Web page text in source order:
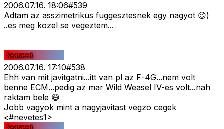
2006.07.16. 18:06#539
Adtam az asszimetrikus fuggesztesnek egy nagyot 😉)
..es meg kozel se vegeztem...
2006.07.16. 17:10#538
Ehh van mit javitgatni...itt van pl az F-4G...nem volt
benne ECM...pedig az mar Wild Weasel IV-es volt...nah
raktam bele 😄
Jobb vagyok mint a nagyjavitast vegzo cegek
<#nevetes1>